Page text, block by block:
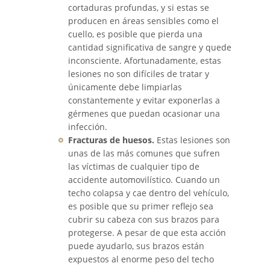
Recovering Compensation
Truck Accident
Liable Parties in a Truck Accident
Truck Accidents
Truck Accident Case Elements
Type of Compensation Available
Types of Evidence Needed
Winning Your Truck Accident Case
Wrongful Death
cortaduras profundas, y si estas se
producen en áreas sensibles como el
cuello, es posible que pierda una
cantidad significativa de sangre y quede
inconsciente. Afortunadamente, estas
lesiones no son difíciles de tratar y
únicamente debe limpiarlas
constantemente y evitar exponerlas a
gérmenes que puedan ocasionar una
infección.
Fracturas de huesos. Estas lesiones son
unas de las más comunes que sufren
las víctimas de cualquier tipo de
accidente automovilístico. Cuando un
techo colapsa y cae dentro del vehículo,
es posible que su primer reflejo sea
cubrir su cabeza con sus brazos para
protegerse. A pesar de que esta acción
puede ayudarlo, sus brazos están
expuestos al enorme peso del techo